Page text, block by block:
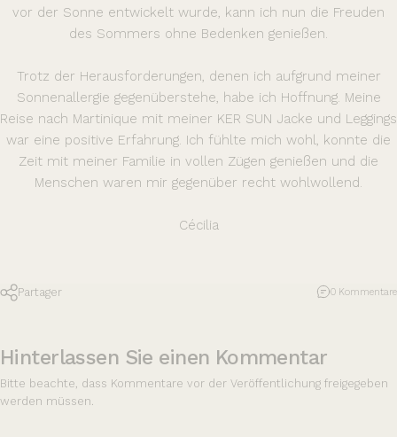
vor der Sonne entwickelt wurde, kann ich nun die Freuden
des Sommers ohne Bedenken genießen.
Trotz der Herausforderungen, denen ich aufgrund meiner
Sonnenallergie gegenüberstehe, habe ich Hoffnung. Meine
Reise nach Martinique mit meiner KER SUN Jacke und Leggings
war eine positive Erfahrung. Ich fühlte mich wohl, konnte die
Zeit mit meiner Familie in vollen Zügen genießen und die
Menschen waren mir gegenüber recht wohlwollend.
Cécilia
Partager 0 Kommentare
Hinterlassen Sie einen Kommentar
Bitte beachte, dass Kommentare vor der Veröffentlichung freigegeben
werden müssen.